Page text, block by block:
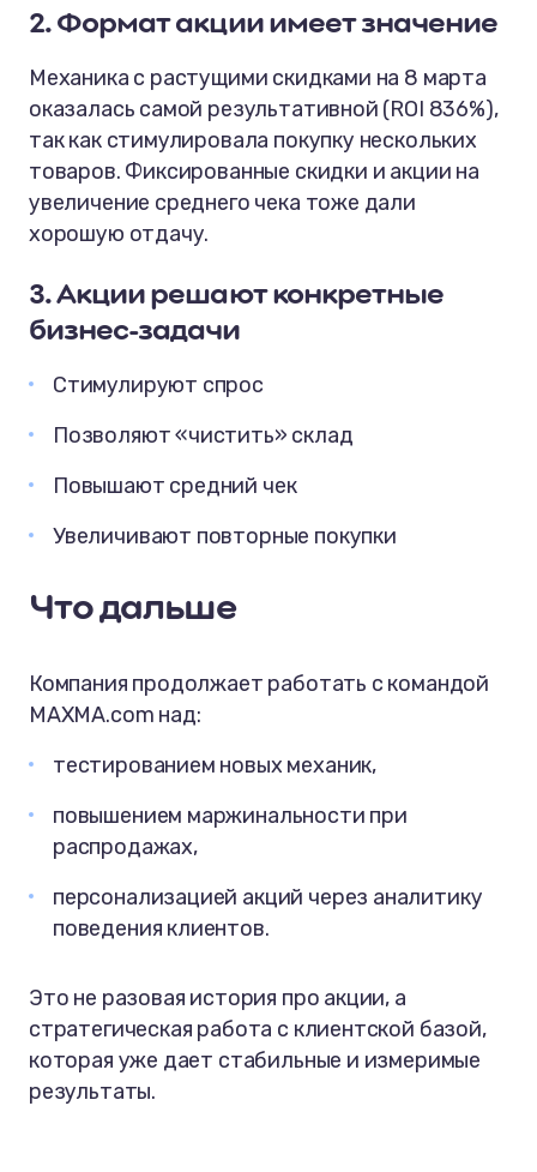
2. Формат акции имеет значение
Механика с растущими скидками на 8 марта
оказалась самой результативной (ROI 836%),
так как стимулировала покупку нескольких
товаров. Фиксированные скидки и акции на
увеличение среднего чека тоже дали
хорошую отдачу.
3. Акции решают конкретные
бизнес-задачи
Стимулируют спрос
Позволяют «чистить» склад
Повышают средний чек
Увеличивают повторные покупки
Что дальше
Компания продолжает работать с командой
MAXMA.com над:
тестированием новых механик,
повышением маржинальности при
распродажах,
персонализацией акций через аналитику
поведения клиентов.
Это не разовая история про акции, а
стратегическая работа с клиентской базой,
которая уже дает стабильные и измеримые
результаты.